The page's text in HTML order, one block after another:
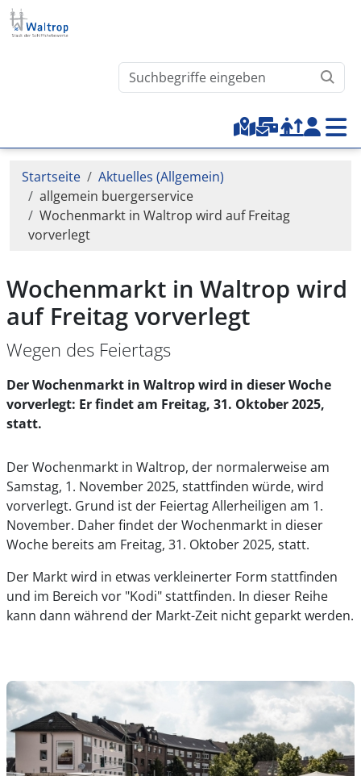
Direkt zum Inhalt
Waltrop.de durchsuchen
Top-Menu
Pfadnavigation
Startseite
Aktuelles (Allgemein)
allgemein buergerservice
Wochenmarkt in Waltrop wird auf Freitag
vorverlegt
Wochenmarkt in Waltrop wird
auf Freitag vorverlegt
Wegen des Feiertags
Der Wochenmarkt in Waltrop wird in dieser Woche
vorverlegt: Er findet am Freitag, 31. Oktober 2025,
statt.
Der Wochenmarkt in Waltrop, der normalerweise am
Samstag, 1. November 2025, stattfinden würde, wird
vorverlegt. Grund ist der Feiertag Allerheiligen am 1.
November. Daher findet der Wochenmarkt in dieser
Woche bereits am Freitag, 31. Oktober 2025, statt.
Der Markt wird in etwas verkleinerter Form stattfinden
und im Bereich vor "Kodi" stattfinden. In dieser Reihe
kann dann während der Markt-Zeit nicht geparkt werden.